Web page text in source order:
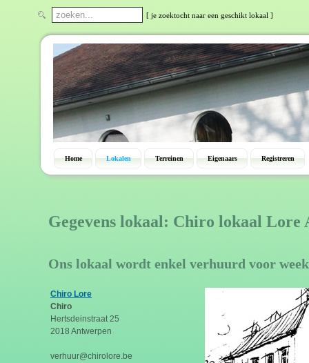
[ je zoektocht naar een geschikt lokaal ]
Home Lokalen Terreinen Eigenaars Registreren
Gegevens lokaal: Chiro lokaal Lore
Ons lokaal wordt enkel verhuurd voor
Chiro Lore
Chiro
Hertsdeinstraat 25
2018 Antwerpen
verhuur@chirolore.be